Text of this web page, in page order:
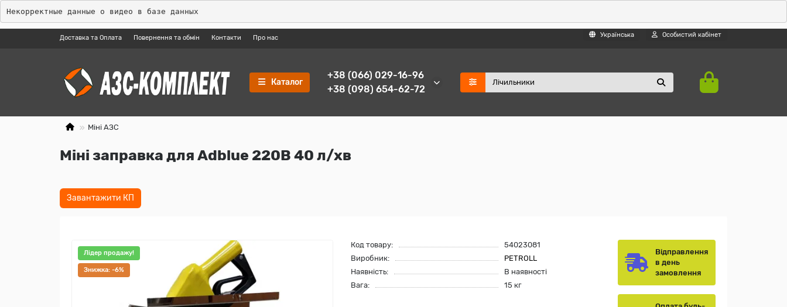
Некорректные данные о видео в базе данных
Доставка та Оплата Повернення та обмін Контакти Про нас Українська Особистий кабінет
Каталог
+38 (066) 029-16-96
+38 (098) 654-62-72
Міні АЗС
Міні заправка для Adblue 220В 40 л/хв
Завантажити КП
Лідер продажу!
Знижка: -6%
Код товару:
54023081
Виробник:
PETROLL
Наявність:
В наявності
Вага:
15 кг
Відправлення
в день
замовлення